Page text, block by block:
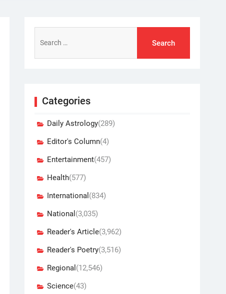
for:
Categories
Daily Astrology(289)
Editor's Column(4)
Entertainment(457)
Health(577)
International (834)
National (3,035)
Reader's Article(3,962)
Reader's Poetry(3,516)
Regional (12,546)
Science(43)